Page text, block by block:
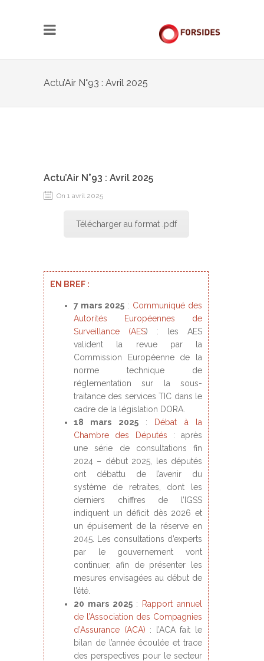
Actu’Air N°93 : Avril 2025
Actu’Air N°93 : Avril 2025
On 1 avril 2025
Télécharger au format .pdf
EN BREF :
7 mars 2025 : Communiqué des
Autorités Européennes de
Surveillance (AES) : les AES
valident la revue par la
Commission Européenne de la
norme technique de
réglementation sur la sous-
traitance des services TIC dans le
cadre de la législation DORA.
18 mars 2025:
Débat à la
Chambre des Députés : après
une série de consultations fin
2024 – début 2025, les députés
ont débattu de l’avenir du
système de retraites, dont les
derniers chiffres de l’IGSS
indiquent un déficit dès 2026 et
un épuisement de la réserve en
2045. Les consultations d’experts
par le gouvernement vont
continuer, afin de présenter les
mesures envisagées au début de
l’été.
20 mars 2025:
Rapport annuel
de l’Association des Compagnies
d’Assurance (ACA) : l’ACA fait le
bilan de l’année écoulée et trace
des perspectives pour le secteur